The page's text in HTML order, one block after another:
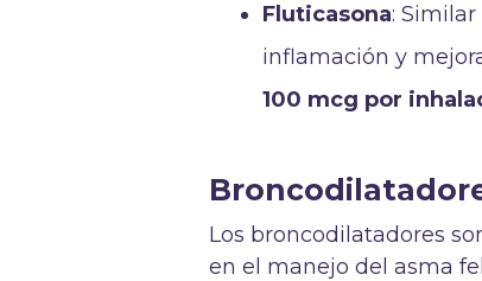
Fluticasona:
inflamación y
100 mcg por
Los broncodilatadores
en el manejo del asma